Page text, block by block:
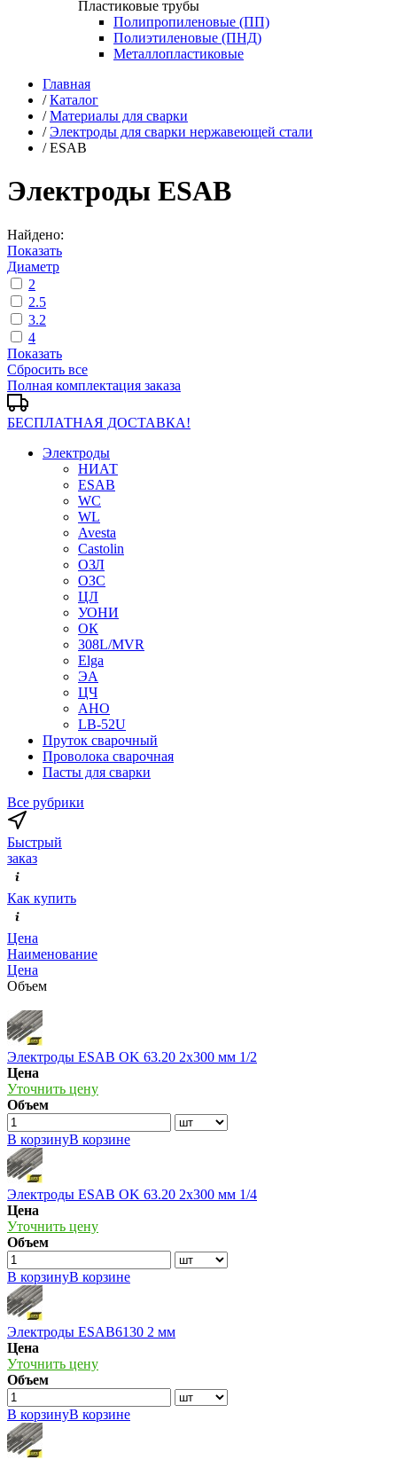
Пластиковые трубы
Полипропиленовые (ПП)
Полиэтиленовые (ПНД)
Металлопластиковые
Главная
/ Каталог
/ Материалы для сварки
/ Электроды для сварки нержавеющей стали
/ ESAB
Электроды ESAB
Найдено:
Показать
Диаметр
2
2.5
3.2
4
Показать
Сбросить все
Полная комплектация заказа
БЕСПЛАТНАЯ ДОСТАВКА!
Электроды
НИАТ
ESAB
WC
WL
Avesta
Castolin
ОЗЛ
ОЗС
ЦЛ
УОНИ
ОК
308L/MVR
Elga
ЭА
ЦЧ
АНО
LB-52U
Пруток сварочный
Проволока сварочная
Пасты для сварки
Все рубрики
Быстрый
заказ
Как купить
Цена
Наименование
Цена
Объем
Электроды ESAB OK 63.20 2х300 мм 1/2
Цена
Уточнить цену
Объем
В корзинуВ корзине
Электроды ESAB OK 63.20 2х300 мм 1/4
Цена
Уточнить цену
Объем
В корзинуВ корзине
Электроды ESAB6130 2 мм
Цена
Уточнить цену
Объем
В корзинуВ корзине